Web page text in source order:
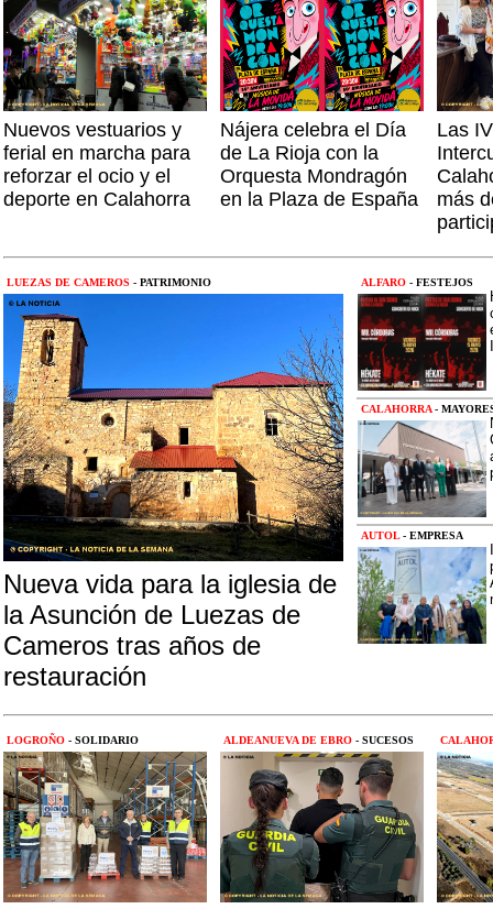
Nuevos vestuarios y
ferial en marcha para
reforzar el ocio y el
deporte en Calahorra
Nájera celebra el Día
de La Rioja con la
Orquesta Mondragón
en la Plaza de España
Las
más
LUEZAS DE CAMEROS - PATRIMONIO
Nueva vida para la iglesia de
la Asunción de Luezas de
Cameros tras años de
restauración
ALFARO - FESTEJOS
CALAHORRA-
AUTOL- EMPRESA
LOGROÑO - SOLIDARIO ALDEANUEVA DE EBRO - SUCESOS